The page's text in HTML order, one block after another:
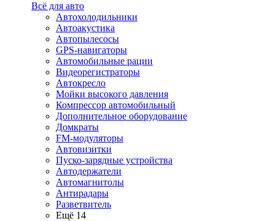
Всё для авто
Автохолодильники
Автоакустика
Автопылесосы
GPS-навигаторы
Автомобильные рации
Видеорегистраторы
Автокресло
Мойки высокого давления
Компрессор автомобильный
Дополнительное оборудование
Домкраты
FM-модуляторы
Автовизитки
Пуско-зарядные устройства
Автодержатели
Автомагнитолы
Антирадары
Разветвитель
Ещё 14